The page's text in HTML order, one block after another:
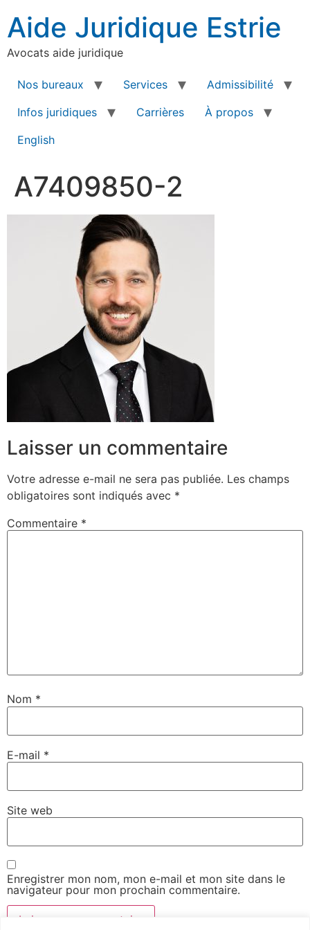
Aide Juridique Estrie
Avocats aide juridique
Nos bureaux Services
Admissibilité
Infos juridiques
Carrières
À propos
English
A7409850-2
Laisser un commentaire
Votre adresse e-mail ne sera pas publiée. Les champs
obligatoires sont indiqués avec *
Commentaire *
Nom *
E-mail *
Site web
Enregistrer mon nom, mon e-mail et mon site dans le
navigateur pour mon prochain commentaire.